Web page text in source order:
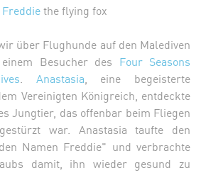
the flying fox
über Flughunde auf den Malediven
Besucher des Four Seasons
Anastasia , eine begeisterte
Vereinigten Königreich, entdeckte
Jungtier, das offenbar beim Fliegen
war. Anastasia taufte den
Namen Freddie" und verbrachte
damit, ihn wieder gesund zu